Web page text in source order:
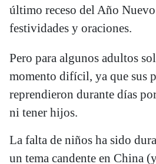
último receso del Año
festividades y oraciones.
Pero para algunos adultos
momento difícil, ya que sus
reprendieron durante días
ni tener hijos.
La falta de niños ha sido
un tema candente en China